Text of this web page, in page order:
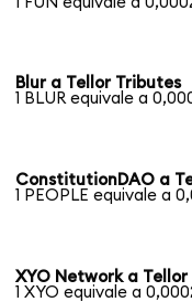
Blur a Tellor Tributes
1 BLUR equivale a
ConstitutionDAO a
1 PEOPLE equivale a
XYO Network a
1 XYO equivale a